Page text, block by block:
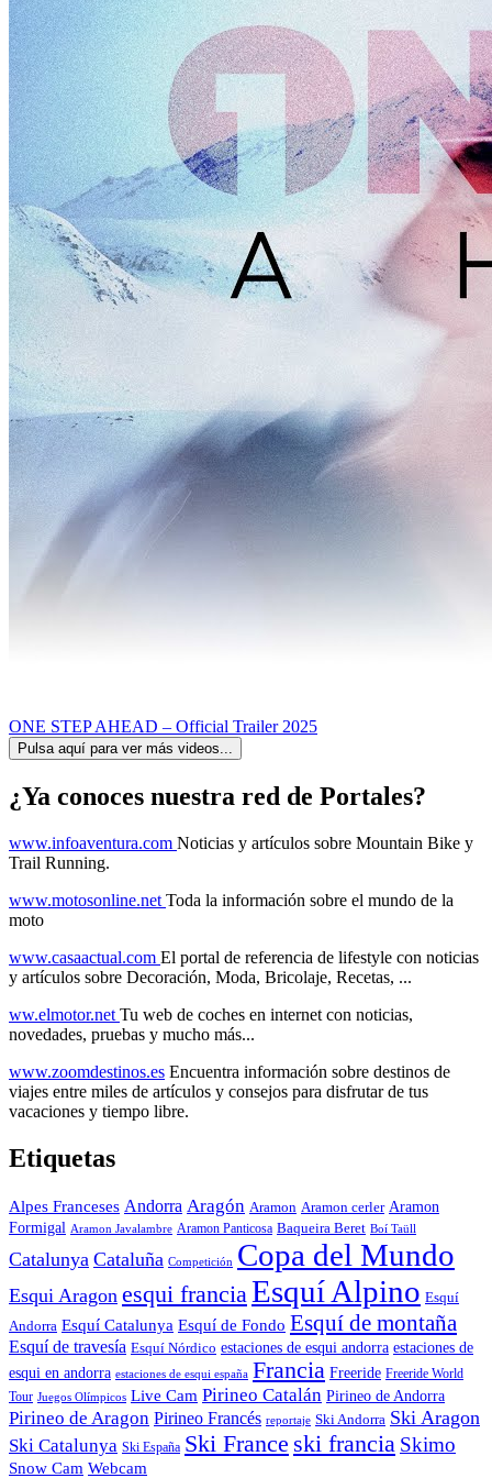
ONE STEP AHEAD – Official Trailer 2025
Pulsa aquí para ver más videos...
¿Ya conoces nuestra red de Portales?
www.infoaventura.com Noticias y artículos sobre Mountain Bike y
Trail Running.
www.motosonline.net Toda la información sobre el mundo de la
moto
www.casaactual.com El portal de referencia de lifestyle con noticias
y artículos sobre Decoración, Moda, Bricolaje, Recetas, ...
ww.elmotor.net Tu web de coches en internet con noticias,
novedades, pruebas y mucho más...
www.zoomdestinos.es Encuentra información sobre destinos de
viajes entre miles de artículos y consejos para disfrutar de tus
vacaciones y tiempo libre.
Etiquetas
Alpes Franceses Andorra Aragón Aramon Aramon cerler Aramon
Formigal Aramon Javalambre Aramon Panticosa Baqueira Beret Boí Taüll
Catalunya Cataluña Competición Copa del Mundo
Esqui Aragon esqui francia Esquí Alpino Esquí
Andorra Esquí Catalunya Esquí de Fondo Esquí de montaña
Esquí de travesía Esquí Nórdico estaciones de esqui andorra estaciones de
esqui en andorra estaciones de esqui españa Francia Freeride Freeride World
Tour Juegos Olímpicos Live Cam Pirineo Catalán Pirineo de Andorra
Pirineo de Aragon Pirineo Francés reportaje Ski Andorra Ski Aragon
Ski Catalunya Ski España Ski France ski francia Skimo
Snow Cam Webcam